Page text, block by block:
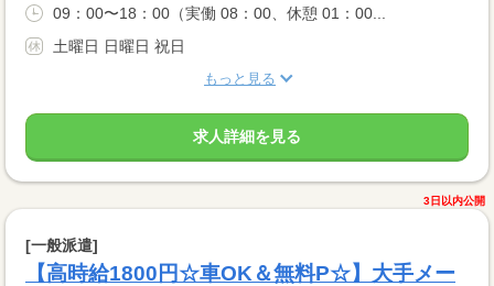
09：00〜18：00（実働 08：00、休憩 01：00...
土曜日 日曜日 祝日
もっと見る
求人詳細を見る
3日以内公開
[一般派遣]
【高時給1800円☆車OK＆無料P☆】大手メー